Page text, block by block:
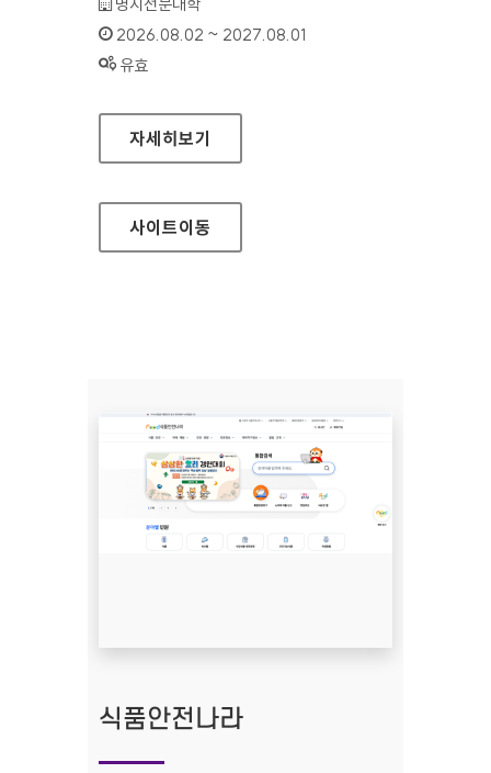
인증기간 :
2026.08.02 ~ 2027.08.01
상태 :
유효
명지전문대학
자세히보기
사이트이동
식품안전나라